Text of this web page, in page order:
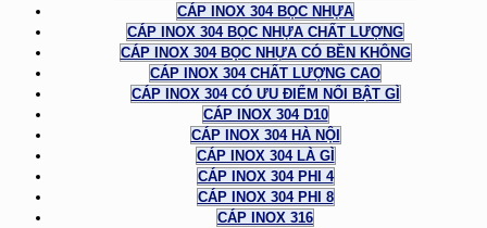
CÁP INOX 304 BỌC NHỰA
CÁP INOX 304 BỌC NHỰA CHẤT LƯỢNG
CÁP INOX 304 BỌC NHỰA CÓ BỀN KHÔNG
CÁP INOX 304 CHẤT LƯỢNG CAO
CÁP INOX 304 CÓ ƯU ĐIỂM NỔI BẬT GÌ
CÁP INOX 304 D10
CÁP INOX 304 HÀ NỘI
CÁP INOX 304 LÀ GÌ
CÁP INOX 304 PHI 4
CÁP INOX 304 PHI 8
CÁP INOX 316